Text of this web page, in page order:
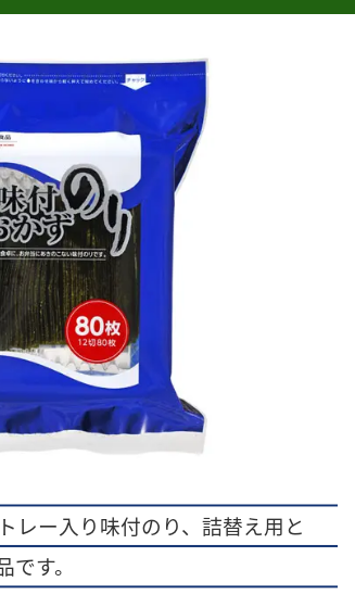
レー入り味付のり、詰替え用と
す。